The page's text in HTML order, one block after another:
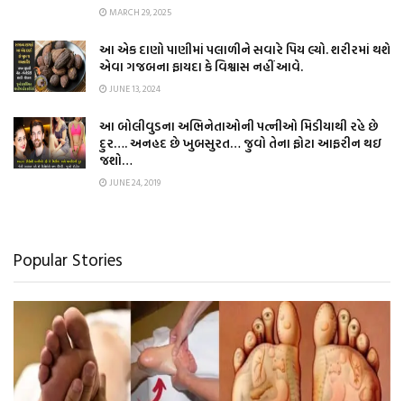
MARCH 29, 2025
આ એક દાણો પાણીમાં પલાળીને સવારે પિય લ્યો. શરીરમાં થશે
એવા ગજબના ફાયદા કે વિશ્વાસ નહીં આવે.
JUNE 13, 2024
આ બોલીવુડના અભિનેતાઓની પત્નીઓ મિડીયાથી રહે છે
દુર…. અનહદ છે ખુબસુરત… જુવો તેના ફોટા આફરીન થઇ
જશો…
JUNE 24, 2019
Popular Stories